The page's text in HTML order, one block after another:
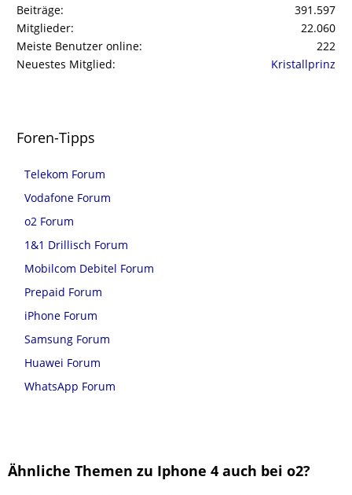
Beiträge
391.597
Mitglieder
22.060
Meiste Benutzer online
222
Neuestes Mitglied
Kristallprinz
Foren-Tipps
Telekom Forum
Vodafone Forum
o2 Forum
1&1 Drillisch Forum
Mobilcom Debitel Forum
Prepaid Forum
iPhone Forum
Samsung Forum
Huawei Forum
WhatsApp Forum
Ähnliche Themen zu Iphone 4 auch bei o2?